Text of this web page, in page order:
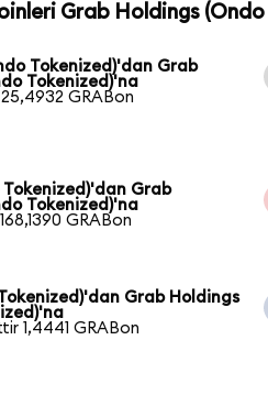
Grab Holdings
Tokenized)'dan Grab
Tokenized)'na
GRABon
Tokenized)'dan Grab
Tokenized)'na
GRABon
Grab Holdings
1,4441 GRABon